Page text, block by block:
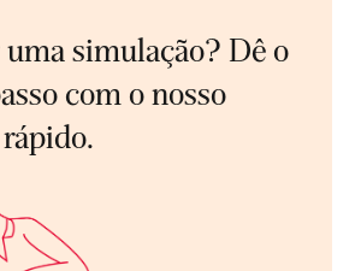
uma simulação? Dê o
com o nosso